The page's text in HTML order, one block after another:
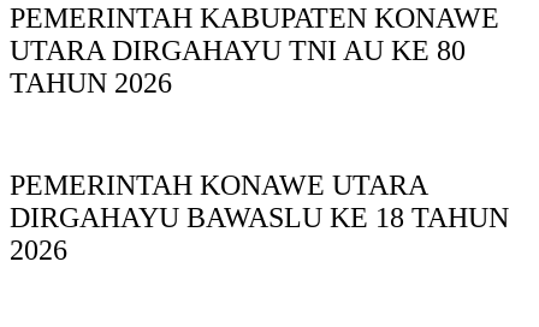
PEMERINTAH KABUPATEN KONAWE
UTARA DIRGAHAYU TNI AU KE 80
TAHUN 2026
PEMERINTAH KONAWE UTARA
DIRGAHAYU BAWASLU KE 18 TAHUN
2026